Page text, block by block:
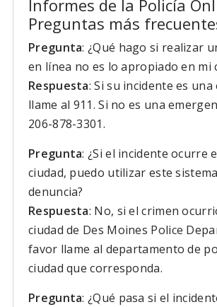
Informes de la Policía
Preguntas más
Pregunta: ¿Qué hago si realizar
en línea no es lo apropiado en mi
Respuesta: Si su incidente es una
llame al 911. Si no es una
206-878-3301.
Pregunta: ¿Si el incidente ocurre
ciudad, puedo utilizar este
denuncia?
Respuesta: No, si el crimen
ciudad de Des Moines Police
favor llame al departamento de
ciudad que corresponda.
Pregunta: ¿Qué pasa si el